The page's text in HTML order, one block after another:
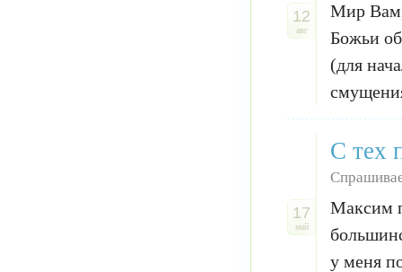
12
авг
Мир Вам,
Божьи
(для
17
май
С тех
Максим
у меня